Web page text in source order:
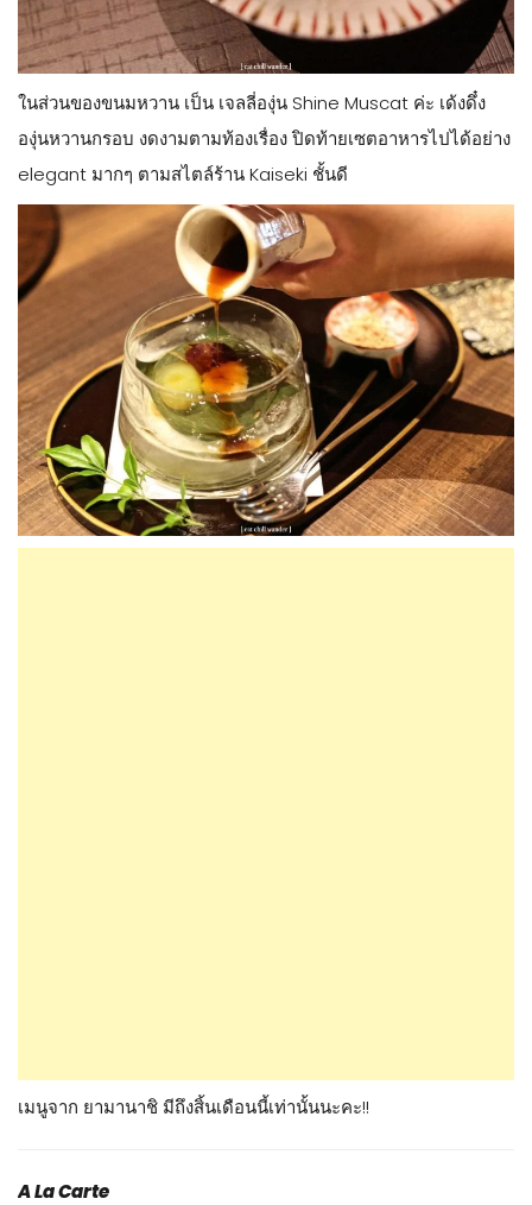
ในส่วนของขนมหวาน เป็น เจลลี่องุ่น Shine Muscat ค่ะ เด้งดึ๋ง
องุ่นหวานกรอบ งดงามตามท้องเรื่อง ปิดท้ายเซตอาหารไปได้อย่าง
elegant มากๆ ตามสไตล์ร้าน Kaiseki ชั้นดี
เมนูจาก ยามานาชิ มีถึงสิ้นเดือนนี้เท่านั้นนะคะ!!
A La Carte